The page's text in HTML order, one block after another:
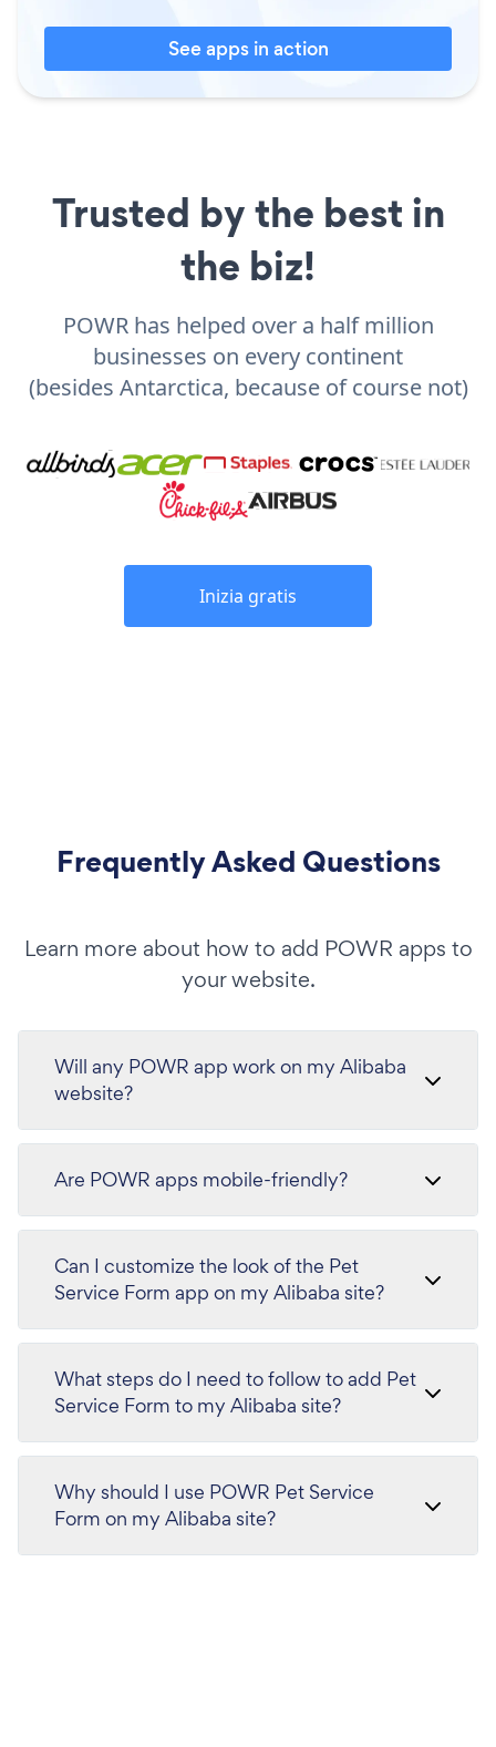
See apps in action
Trusted by the best in
the biz!
POWR has helped over a half million
businesses on every continent
(besides Antarctica, because of course not)
Inizia gratis
Frequently Asked Questions
Learn more about how to add POWR apps to
your website.
Will any POWR app work on my Alibaba
website?
Are POWR apps mobile-friendly?
Can I customize the look of the Pet
Service Form app on my Alibaba site?
What steps do I need to follow to add Pet
Service Form to my Alibaba site?
Why should I use POWR Pet Service
Form on my Alibaba site?